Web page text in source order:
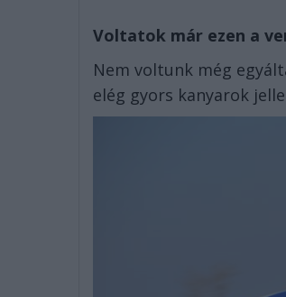
Voltatok már ezen a
Nem voltunk még
elég gyors kanyarok